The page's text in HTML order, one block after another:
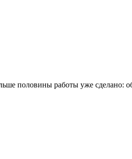
половины работы уже